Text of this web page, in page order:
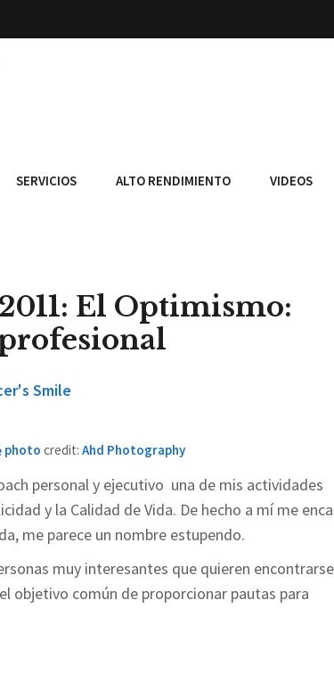
SERVICIOS ALTO RENDIMIENTO VIDEOS
El Optimismo:
photo credit: Ahd Photography
personal y ejecutivo una de mis actividades
y la Calidad de Vida. De hecho a mí me
me parece un nombre estupendo.
muy interesantes que quieren
objetivo común de proporcionar pautas para